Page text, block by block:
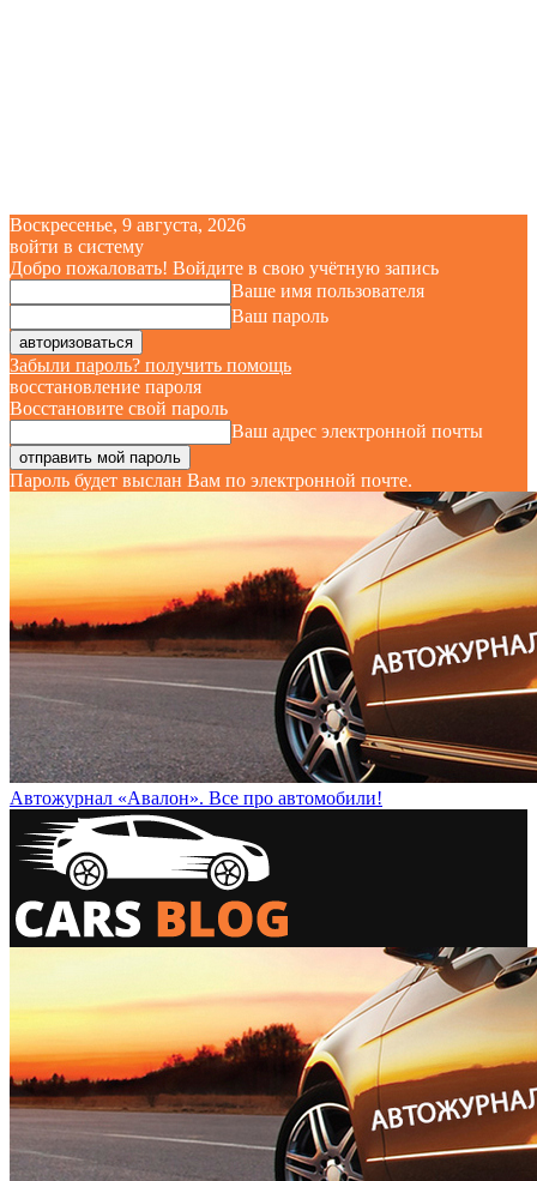
Воскресенье, 9 августа, 2026
войти в систему
Добро пожаловать! Войдите в свою учётную запись
Ваше имя пользователя
Ваш пароль
Забыли пароль? получить помощь
восстановление пароля
Восстановите свой пароль
Ваш адрес электронной почты
Пароль будет выслан Вам по электронной почте.
Автожурнал «Авалон». Все про автомобили!